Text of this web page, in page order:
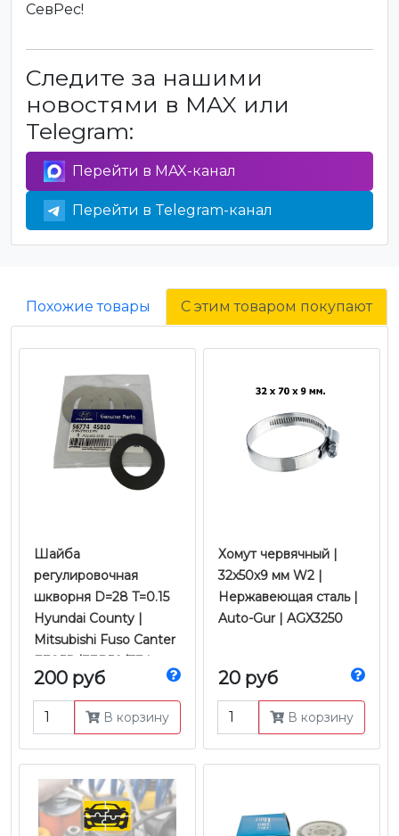
СевРес!
Следите за нашими
новостями в MAX или
Telegram:
Перейти в MAX-канал
Перейти в Telegram-канал
Похожие товары С этим товаром покупают
Шайба
регулировочная
шкворня D=28 T=0.15
Hyundai County |
Mitsubishi Fuso Canter
FE85D/FEB50/TF |
Mobis
200 руб
В корзину
Хомут червячный |
32x50x9 мм W2 |
Нержавеющая сталь |
Auto-Gur | AGX3250
20 руб
В корзину